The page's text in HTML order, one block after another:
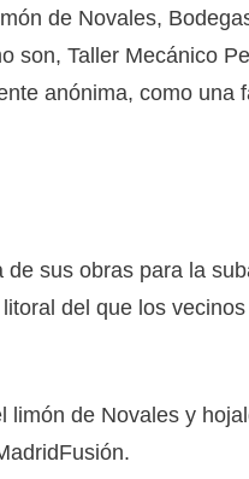
de Novales,
son, Taller Mecánico Pe
anónima, como una
sus obras para la
del que los
limón de Novales y